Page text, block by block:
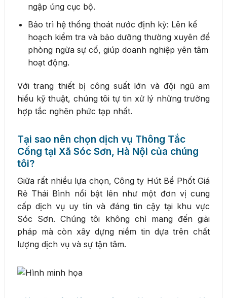
ngập úng cục bộ.
Bảo trì hệ thống thoát nước định kỳ: Lên kế
hoạch kiểm tra và bảo dưỡng thường xuyên để
phòng ngừa sự cố, giúp doanh nghiệp yên tâm
hoạt động.
Với trang thiết bị công suất lớn và đội ngũ am
hiểu kỹ thuật, chúng tôi tự tin xử lý những trường
hợp tắc nghẽn phức tạp nhất.
Tại sao nên chọn dịch vụ Thông Tắc
Cống tại Xã Sóc Sơn, Hà Nội của chúng
tôi?
Giữa rất nhiều lựa chọn, Công ty Hút Bể Phốt Giá
Rẻ Thái Bình nổi bật lên như một đơn vị cung
cấp dịch vụ uy tín và đáng tin cậy tại khu vực
Sóc Sơn. Chúng tôi không chỉ mang đến giải
pháp mà còn xây dựng niềm tin dựa trên chất
lượng dịch vụ và sự tận tâm.